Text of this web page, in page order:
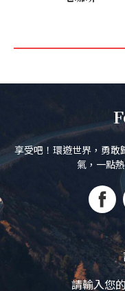
享受吧！環遊世界，勇敢
氣，一點